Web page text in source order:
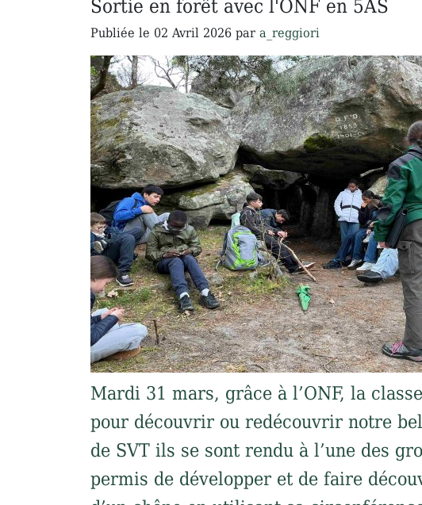
Sortie en forêt avec l'ONF en 5AS
Publiée le 02 Avril 2026 par a_reggiori
Mardi 31 mars, grâce à l’ONF, la
pour découvrir ou redécouvrir notre
de SVT ils se sont rendu à l’une des
permis de développer et de faire